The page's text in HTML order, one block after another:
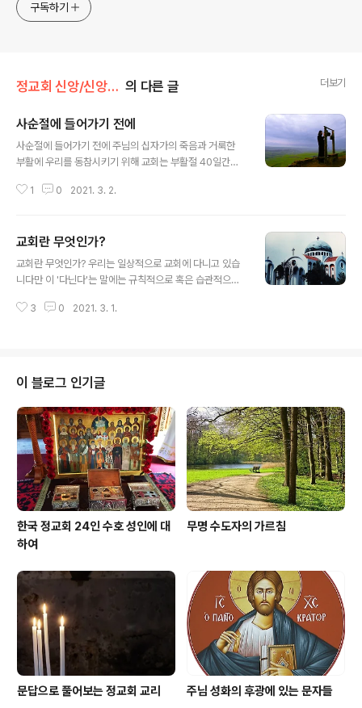
구독하기
정교회 신앙/신앙 탐구 의 다른 글 더보기
사순절에 들어가기 전에
사순절에 들어가기 전에 주님의 십자가의 죽음과 거룩한
부활에 우리를 동참시키기 위해 교회는 부활절 40일간을
결하게 다듬고 의롭고 거룩하게 단련하도록 권고한다. 그
한 준비를 하도록 한다. 이 기간을 '뜨리오디온 기간'이라고
한다. 이 기간의 주일들에는 단계적인 영적 개발을 위한 특
별한 명칭이 붙어 있다. 우리는 이 주일 명칭에 부합되는 영
부활에 참여하도록 해야 하겠다. 뜨리오디온 기간 첫째 주
1 0 2021. 3. 2.
교회란 무엇인가?
교회란 무엇인가? 우리는 일상적으로 교회에 다니고 있습
니다만 이 '다닌다'는 말에는 규칙적으로 혹은 습관적으로
를 오가면서도 정작 교회란 무엇인가에 대해 깊이 생각한
서는 "너회가 내 말을 마음에 새기고 산다면 너희는 참으로
나의 제자이다. 그러면 너희는 진리를 알게 될 것이며 진리
가 너희를 자유롭게 할 것이다."(요한 8,22)라고 말씀하셨
습니다. 교회는 외형적이고 가시적인 건물이나 토지나 사
제와 신자만으로 구성된 것은 결코 아닙니다. 이곳에는 진
리가 있기 때문입니다. 성전 교회의..
3 0 2021. 3. 1.
이 블로그 인기글
한국 정교회 24인 수호 성인에 대
하여
무명 수도자의 가르침
문답으로 풀어보는 정교회 교리 주님 성화의 후광에 있는 문자들